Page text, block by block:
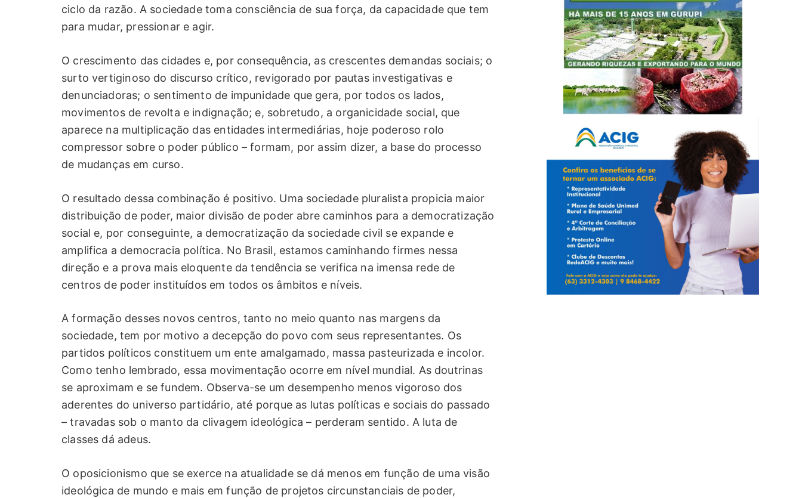
ciclo da razão. A sociedade toma consciência de sua força, da capacidade que tem
para mudar, pressionar e agir.
O crescimento das cidades e, por consequência, as crescentes demandas sociais; o
surto vertiginoso do discurso crítico, revigorado por pautas investigativas e
denunciadoras; o sentimento de impunidade que gera, por todos os lados,
movimentos de revolta e indignação; e, sobretudo, a organicidade social, que
aparece na multiplicação das entidades intermediárias, hoje poderoso rolo
compressor sobre o poder público – formam, por assim dizer, a base do processo
de mudanças em curso.
O resultado dessa combinação é positivo. Uma sociedade pluralista propicia maior
distribuição de poder, maior divisão de poder abre caminhos para a democratização
social e, por conseguinte, a democratização da sociedade civil se expande e
amplifica a democracia política. No Brasil, estamos caminhando firmes nessa
direção e a prova mais eloquente da tendência se verifica na imensa rede de
centros de poder instituídos em todos os âmbitos e níveis.
A formação desses novos centros, tanto no meio quanto nas margens da
sociedade, tem por motivo a decepção do povo com seus representantes. Os
partidos políticos constituem um ente amalgamado, massa pasteurizada e incolor.
Como tenho lembrado, essa movimentação ocorre em nível mundial. As doutrinas
se aproximam e se fundem. Observa-se um desempenho menos vigoroso dos
aderentes do universo partidário, até porque as lutas políticas e sociais do passado
– travadas sob o manto da clivagem ideológica – perderam sentido. A luta de
classes dá adeus.
O oposicionismo que se exerce na atualidade se dá menos em função de uma visão
ideológica de mundo e mais em função de projetos circunstanciais de poder,